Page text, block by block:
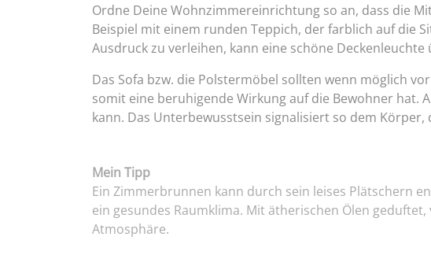
Ordne Deine Wohnzimmereinrichtung so an, dass die
Beispiel mit einem runden Teppich, der farblich auf die
Ausdruck zu verleihen, kann eine schöne
Das Sofa bzw. die Polstermöbel sollten wenn möglich
somit eine beruhigende Wirkung auf die Bewohner hat.
kann. Das Unterbewusstsein signalisiert so dem
Mein Tipp
Ein Zimmerbrunnen kann durch sein leises Plätschern
ein gesundes Raumklima. Mit ätherischen Ölen
Atmosphäre.